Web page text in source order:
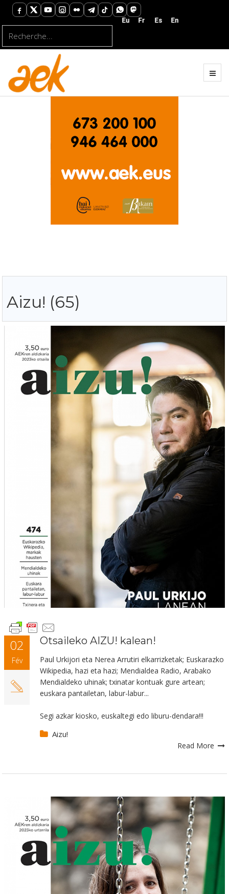
Aizu! (65)
02
Fév
Otsaileko AIZU! kalean!
Paul Urkijori eta Nerea Arrutiri elkarrizketak; Euskarazko
Wikipedia, hazi eta hazi; Mendialdea Radio, Arabako
Mendialdeko uhinak; txinatar kontuak gure artean;
euskara pantailetan, labur-labur...
Segi azkar kiosko, euskaltegi edo liburu-dendara!!!
Aizu!
Read More